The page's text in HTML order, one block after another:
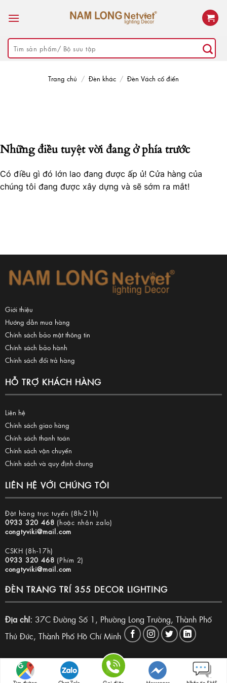
Tìm
kiếm:
Trang chủ / Đèn khác / Đèn Vách cổ điển
Những điều tuyệt vời đang ở phía trước
Có điều gì đó lớn lao đang được ấp ủ! Cửa hàng của
chúng tôi đang được xây dựng và sẽ sớm ra mắt!
Giới thiệu
Hướng dẫn mua hàng
Chính sách bảo mật thông tin
Chính sách bảo hành
Chính sách đổi trả hàng
HỖ TRỢ KHÁCH HÀNG
Liên hệ
Chính sách giao hàng
Chính sách thanh toán
Chính sách vận chuyển
Chính sách và quy định chung
LIÊN HỆ VỚI CHÚNG TÔI
Đặt hàng trực tuyến (8h-21h)
0933 320 468 (hoặc nhắn zalo)
congtyviki@mail.com
CSKH (8h-17h)
0933 320 468 (Phím 2)
congtyviki@mail.com
ĐÈN TRANG TRÍ 355 DECOR LIGHTING
Địa chỉ: 37C Đường Số 1, Phường Long Trường, Thành Phố
Thủ Đức, Thành Phố Hồ Chí Minh
Copyright 2026 © Đèn trang trí 355 Decor